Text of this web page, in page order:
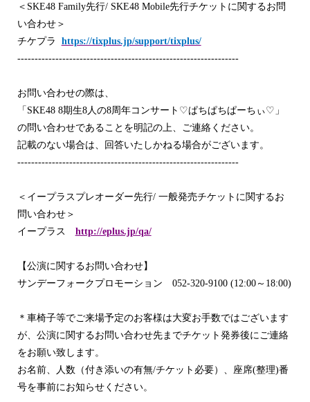
＜ SKE48 Family先行/ SKE48 Mobile先行チケットに関するお問
い合わせ＞
チケプラ
https://tixplus.jp/support/tixplus/
----------------------------------------------------------------
お問い合わせの際は、
「 SKE48 8期生8人の8周年コンサート ♡ぱちぱちぱーちぃ♡ 」
の問い合わせであることを明記の上、ご連絡ください。
記載のない場合は、回答いたしかねる場合がございます。
----------------------------------------------------------------
＜イープラスプレオーダー先行/ 一般発売チケットに関するお
問い合わせ＞
イープラス http://eplus.jp/qa/
【公演に関するお問い合わせ】
サンデーフォークプロモーション 052-320-9100 (12:00～ 18:00)
＊車椅子等でご来場予定のお客様は大変お手数ではございます
が、公演に関するお問い合わせ先までチケット発券後にご連絡
をお願い致します。
お名前、人数（付き添いの有無/チケット必要）、座席(整理)番
号を事前にお知らせください。